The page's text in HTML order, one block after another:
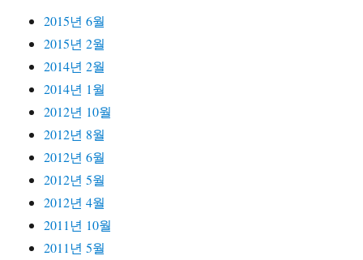
2015년 6월
2015년 2월
2014년 2월
2014년 1월
2012년 10월
2012년 8월
2012년 6월
2012년 5월
2012년 4월
2011년 10월
2011년 5월